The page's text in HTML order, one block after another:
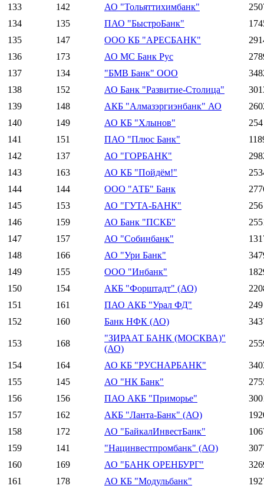
133
142 АО "Тольяттихимбанк"
134
135 ПАО "БыстроБанк"
135
147 ООО КБ "АРЕСБАНК"
136
173 АО МС Банк Рус
137
134 "БМВ Банк" ООО
138
152 АО Банк "Развитие-Столица"
139
148 АКБ "Алмазэргиэнбанк" АО
140
149 АО КБ "Хлынов"
254
141
151 ПАО "Плюс Банк"
142
137 АО "ГОРБАНК"
143
163 АО КБ "Пойдём!"
144
144 ООО "АТБ" Банк
145
153 АО "ГУТА-БАНК"
256
146
159 АО Банк "ПСКБ"
147
157 АО "Собинбанк"
148
166 АО "Ури Банк"
149
155 ООО "Инбанк"
150
154 АКБ "Форштадт" (АО)
151
161 ПАО АКБ "Урал ФД"
249
152
160 Банк НФК (АО)
153 168
"ЗИРААТ БАНК (МОСКВА)"
(АО)
154 164 АО КБ "РУСНАРБАНК"
155
145 АО "НК Банк"
156
156 ПАО АКБ "Приморье"
157
162 АКБ "Ланта-Банк" (АО)
158
172 АО "БайкалИнвестБанк"
159
141 "Нацинвестпромбанк" (АО)
160
169 АО "БАНК ОРЕНБУРГ"
161
178 АО КБ "Модульбанк"